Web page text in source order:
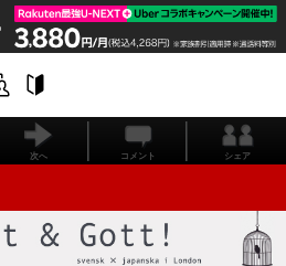
次へ コメント シェア